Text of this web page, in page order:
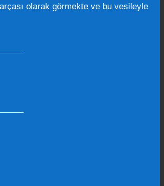
olarak görmekte ve bu vesileyle